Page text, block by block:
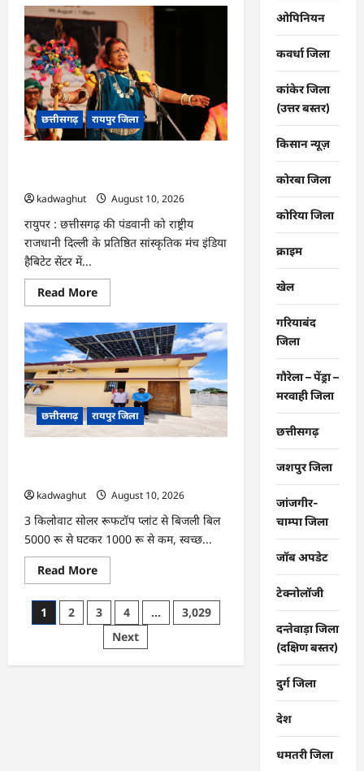
CG
:
छत्तीसगढ़
में
बाढ़
से
निपटने
की
तैयारी
तेज
:
18
अगस्त
और
20
होगी
मॉक
ड्रिल
छत्तीसगढ़ रायपुर जिला
kadwaghut
August 10, 2026
रायुपर : छत्तीसगढ़ की पंडवानी को राष्ट्रीय
राजधानी दिल्ली के प्रतिष्ठित सांस्कृतिक मंच इंडिया
हैबिटेट सेंटर में...
Read MoreRead
more
CG
:
जब
दिल्ली
के
मंच
पर
जीवंत
हुई
छत्तीसगढ़
की
छत्तीसगढ़ रायपुर जिला
kadwaghut
August 10, 2026
3 किलोवाट सोलर रूफटॉप प्लांट से बिजली बिल
5000 रू से घटकर 1000 रू से कम, स्वच्छ...
Read MoreRead
more
CG
:
प्रधानमंत्री
सूर्यघर
मुफ्त
Posts
1 2 3 4 …
3,029
Next
ओपिनियन
कवर्धा जिला
कांकेर जिला
(उत्तर बस्तर)
किसान न्यूज़
कोरबा जिला
कोरिया जिला
क्राइम
खेल
गरियाबंद
जिला
गौरेला – पेंड्रा –
मरवाही जिला
छत्तीसगढ़
जशपुर जिला
जांजगीर-
चाम्पा जिला
जॉब अपडेट
टेक्नोलॉजी
दन्तेवाड़ा जिला
(दक्षिण बस्तर)
दुर्ग जिला
देश
धमतरी जिला